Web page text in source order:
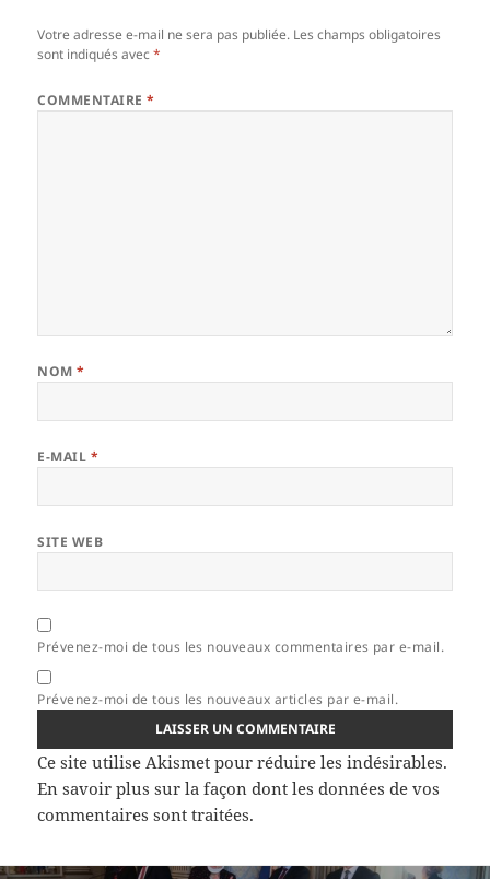
Votre adresse e-mail ne sera pas publiée. Les champs obligatoires
sont indiqués avec*
COMMENTAIRE*
NOM*
E-MAIL *
SITE WEB
Prévenez-moi de tous les nouveaux commentaires par e-mail.
Prévenez-moi de tous les nouveaux articles par e-mail.
Ce site utilise Akismet pour réduire les indésirables.
En savoir plus sur la façon dont les données de vos
commentaires sont traitées.